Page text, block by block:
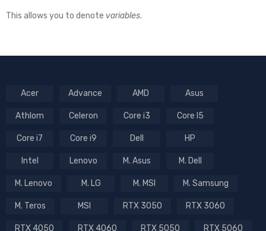
This allows you to denote variables.
Acer Advance AMD Asus
Athlom Celeron Core i3 Core I5
Core i7 Core i9 Dell HP
Intel Lenovo M. Asus M. Dell
M. Lenovo M. LG M. MSI M. Samsung
M. Teros MSI RTX 3050 RTX 3060
RTX 4050 RTX 4060 RTX 5050 RTX 5060